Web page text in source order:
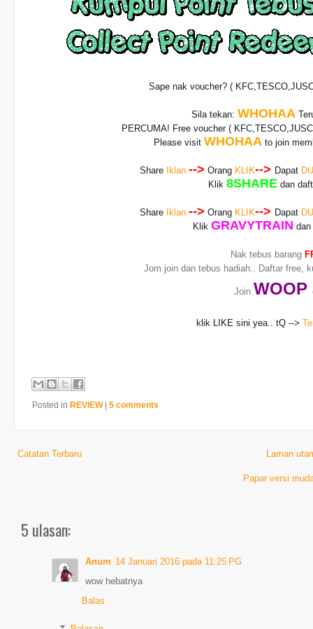
Sape nak voucher? (
Sila tekan: WHOHAA
PERCUMA! Free voucher(
Please visitWHOHAA to join
Share Iklan --> Orang KLIK--> Dapat
Klik8SHARE dan
Share Iklan --> Orang KLIK--> Dapat
Klik GRAVYTRAIN
Nak tebus barang
Jom join dan tebus hadiah.. Daftar free,
Join WOOP
klik LIKE sini yea.. tQ -->
Posted in REVIEW | 5 comments
Catatan Terbaru Laman
Papar versi
5 ulasan:
Anum 14 Januari 2016 pada 11:25 PG
wow hebatnya
Balas